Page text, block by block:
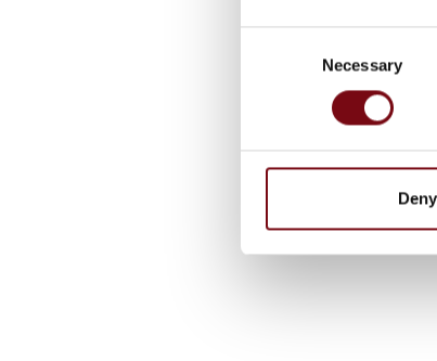
Necessary
Deny